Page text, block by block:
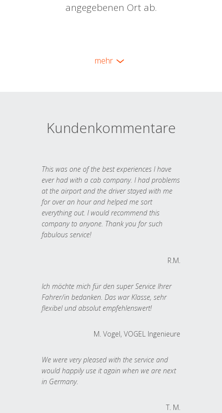
angegebenen Ort ab.
mehr
Kundenkommentare
This was one of the best experiences I have
ever had with a cab company. I had problems
at the airport and the driver stayed with me
for over an hour and helped me sort
everything out. I would recommend this
company to anyone. Thank you for such
fabulous service!
R.M.
Ich möchte mich für den super Service Ihrer
Fahrer/in bedanken. Das war Klasse, sehr
flexibel und absolut empfehlenswert!
M. Vogel, VOGEL Ingenieure
We were very pleased with the service and
would happily use it again when we are next
in Germany.
T. M.